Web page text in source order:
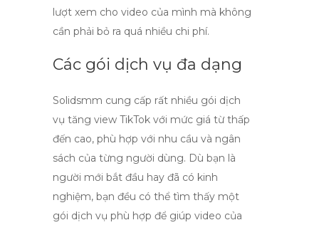
lượt xem cho video của mình mà không
cần phải bỏ ra quá nhiều chi phí.
Các gói dịch vụ đa dạng
Solidsmm cung cấp rất nhiều gói dịch
vụ tăng view TikTok với mức giá từ thấp
đến cao, phù hợp với nhu cầu và ngân
sách của từng người dùng. Dù bạn là
người mới bắt đầu hay đã có kinh
nghiệm, bạn đều có thể tìm thấy một
gói dịch vụ phù hợp để giúp video của